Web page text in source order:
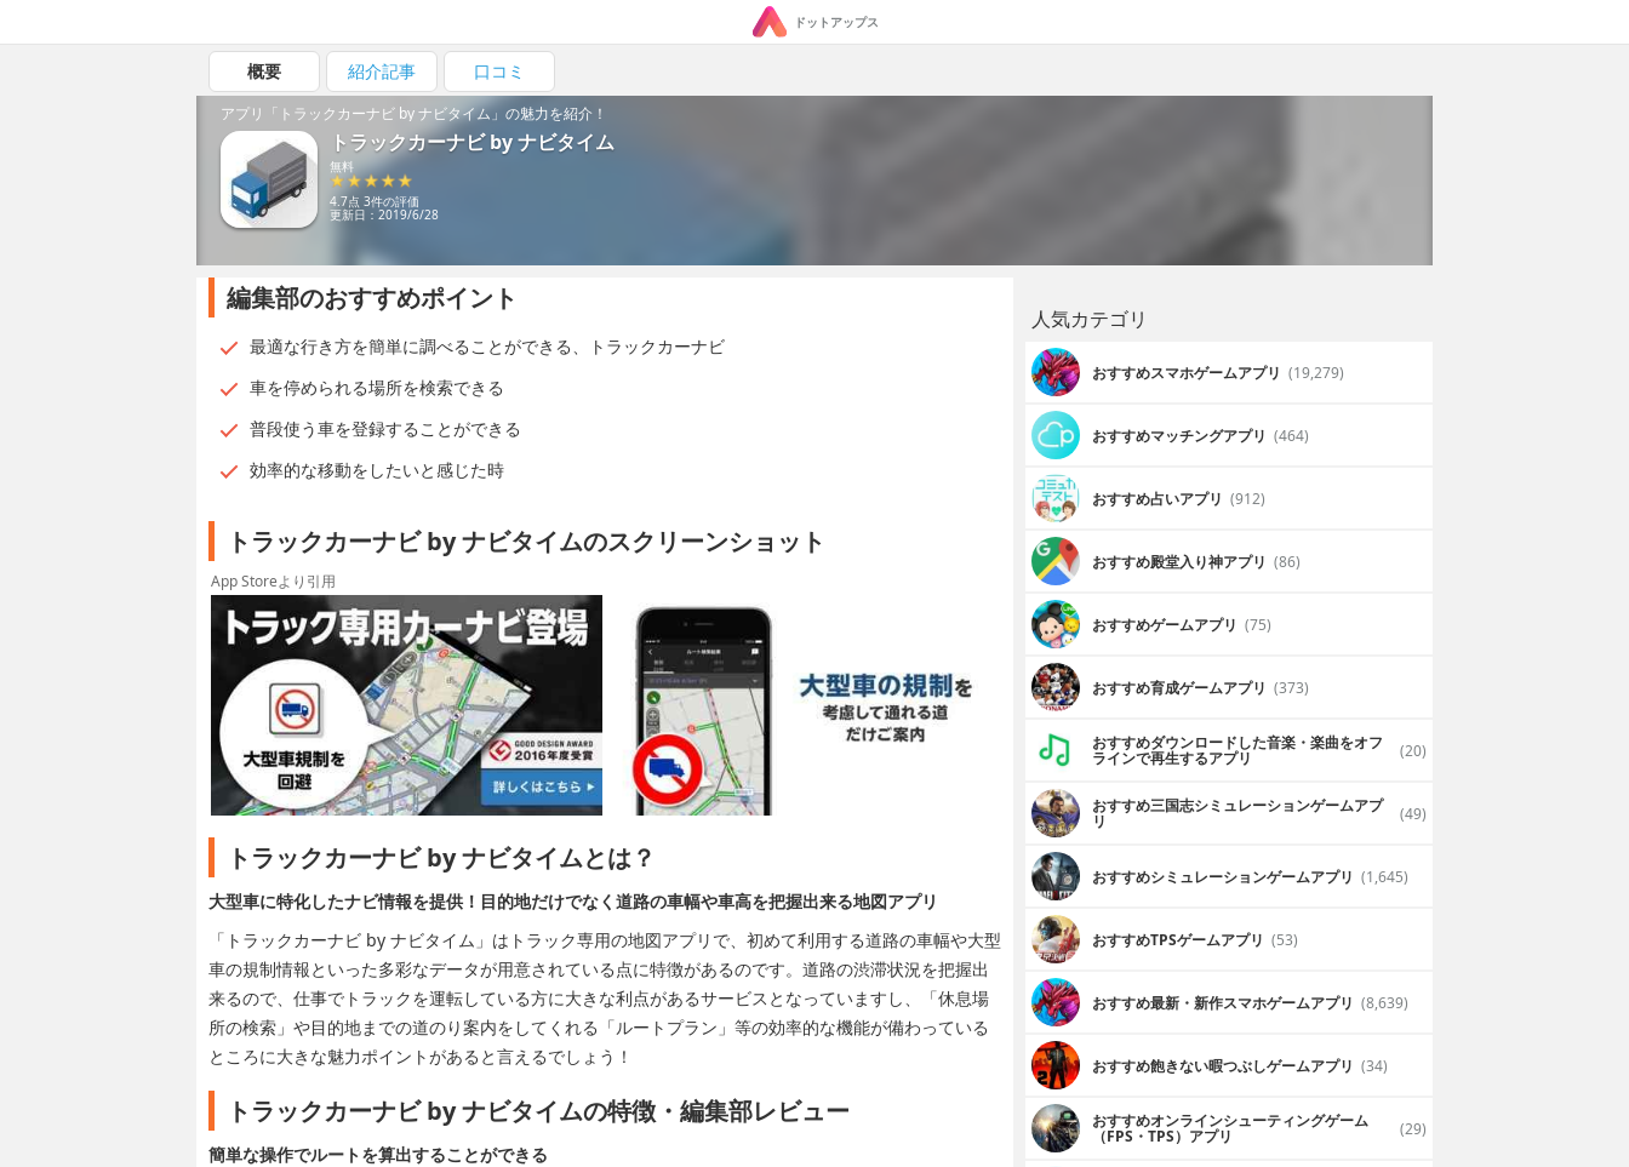
ドットアップス
概要 紹介記事 口コミ
アプリ「トラックカーナビ by ナビタイム」の魅力を紹介！
トラックカーナビ by ナビタイム
無料
4.7点 3件の評価
更新日：2019/6/28
編集部のおすすめポイント
最適な行き方を簡単に調べることができる、トラックカーナビ
車を停められる場所を検索できる
普段使う車を登録することができる
効率的な移動をしたいと感じた時
トラックカーナビ by ナビタイムのスクリーンショット
App Storeより引用
トラックカーナビ by ナビタイムとは？
大型車に特化したナビ情報を提供！目的地だけでなく道路の車幅や車高を把握出来る地図アプリ
「トラックカーナビ by ナビタイム」はトラック専用の地図アプリで、初めて利用する道路の車幅や大型
車の規制情報といった多彩なデータが用意されている点に特徴があるのです。道路の渋滞状況を把握出
来るので、仕事でトラックを運転している方に大きな利点があるサービスとなっていますし、「休息場
所の検索」や目的地までの道のり案内をしてくれる「ルートプラン」等の効率的な機能が備わっている
ところに大きな魅力ポイントがあると言えるでしょう！
トラックカーナビ by ナビタイムの特徴・編集部レビュー
簡単な操作でルートを算出することができる
人気カテゴリ
おすすめスマホゲームアプリ (19,279)
おすすめマッチングアプリ (464)
おすすめ占いアプリ (912)
おすすめ殿堂入り神アプリ (86)
おすすめゲームアプリ (75)
おすすめ育成ゲームアプリ (373)
おすすめダウンロードした音楽・楽曲をオフ
ラインで再生するアプリ (20)
おすすめ三国志シミュレーションゲームアプ
リ (49)
おすすめシミュレーションゲームアプリ (1,645)
おすすめTPSゲームアプリ (53)
おすすめ最新・新作スマホゲームアプリ (8,639)
おすすめ飽きない暇つぶしゲームアプリ (34)
おすすめオンラインシューティングゲーム
（FPS・TPS）アプリ (29)